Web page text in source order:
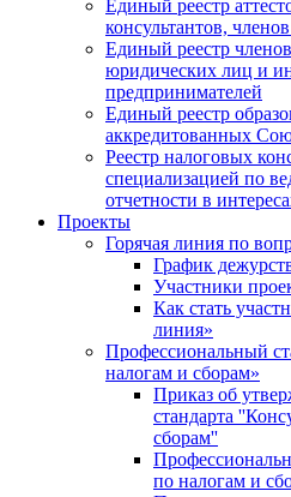
Единый реестр
консультантов,
Единый реестр
юридических лиц и
предпринимателей
Единый реестр
аккредитованных
Реестр налоговых
специализацией по
отчетности в
Проекты
Горячая линия по
График
Участники
Как стать
линия»
Профессиональный
налогам и сборам»
Приказ об
стандарта
сборам''
по налогам и